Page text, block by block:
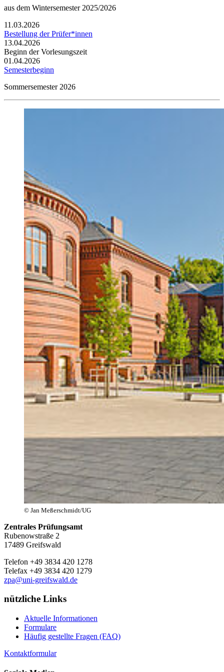
aus dem Wintersemester 2025/2026
11.03.2026
Bestellung der Prüfer*innen
13.04.2026
Beginn der Vorlesungszeit
01.04.2026
Semesterbeginn
Sommersemester 2026
© Jan Meßerschmidt/UG
Zentrales Prüfungsamt
Rubenowstraße 2
17489 Greifswald
Telefon +49 3834 420 1278
Telefax +49 3834 420 1279
zpa@uni-greifswald.de
nützliche Links
Aktuelle Informationen
Formulare
Häufig gestellte Fragen (FAQ)
Kontaktformular